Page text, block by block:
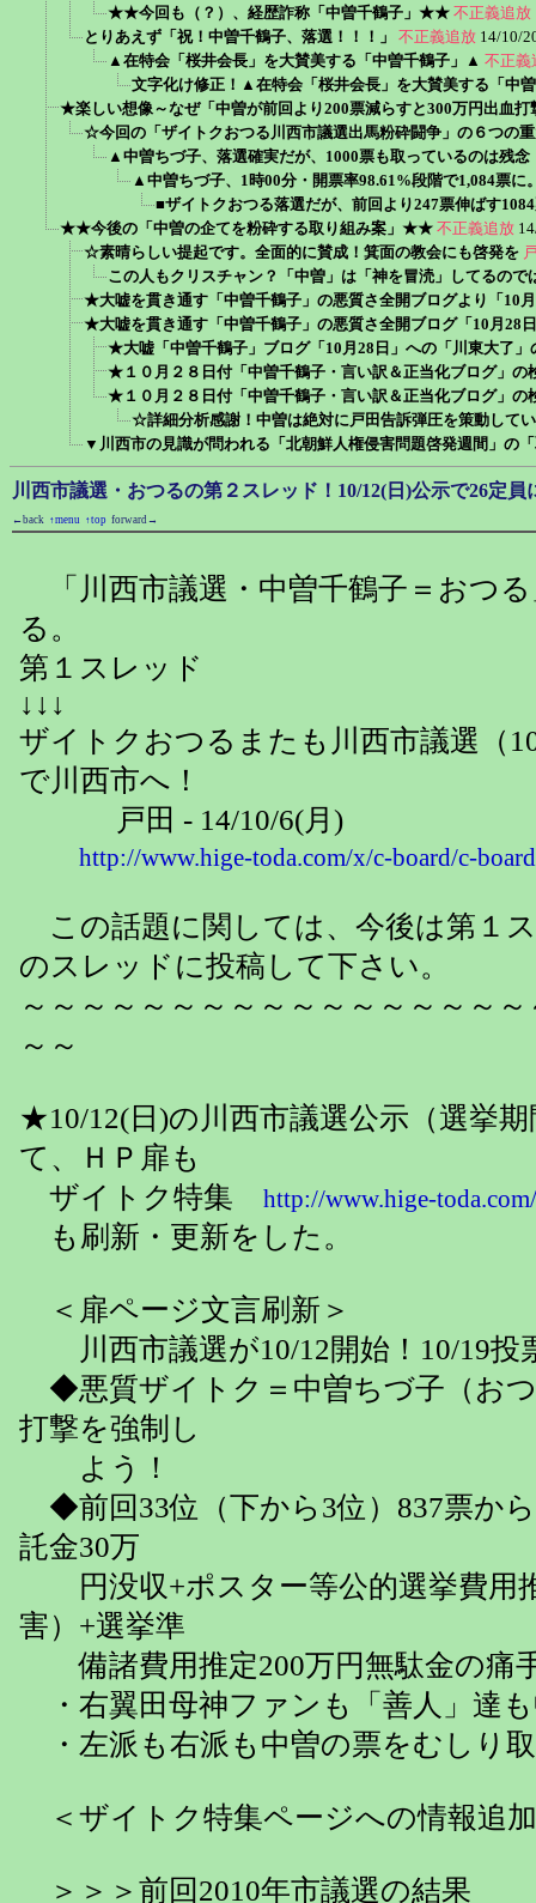
★★今回も（？）、経歴詐称「中曽千鶴子」★★ 不正義追放
とりあえず「祝！中曽千鶴子、落選！！！」
不正義追放 14/10/
▲在特会「桜井会長」を大賛美する「中曽千鶴子」▲ 不正義
文字化け修正！▲在特会「桜井会長」を大賛美する「中
★楽しい想像～なぜ「中曽が前回より200票減らすと300万円出血打
☆今回の「ザイトクおつる川西市議選出馬粉砕闘争」の６つの
▲中曽ちづ子、落選確実だが、1000票も取っているのは残念
▲中曽ちづ子、1時00分・開票率98.61%段階で1,084票に
■ザイトクおつる落選だが、前回より247票伸ばす
★★今後の「中曽の企てを粉砕する取り組み案」★★ 不正義追放
☆素晴らしい提起です。全面的に賛成！箕面の教会にも啓発を
この人もクリスチャン？「中曽」は「神を冒涜」してるので
★大嘘を貫き通す「中曽千鶴子」の悪質さ全開ブログより「10
★大嘘を貫き通す「中曽千鶴子」の悪質さ全開ブログ「10月28
★大嘘「中曽千鶴子」ブログ「10月28日」への「川東大了」
★１０月２８日付「中曽千鶴子・言い訳＆正当化ブログ」の
★１０月２８日付「中曽千鶴子・言い訳＆正当化ブログ」の
☆詳細分析感謝！中曽は絶対に戸田告訴弾圧を策動して
▼川西市の見識が問われる「北朝鮮人権侵害問題啓発週間」の
川西市議選・おつるの第２スレッド！10/12(日)公示で26定員
←back ↑menu ↑top forward→
「川西市議選・中曽千鶴子＝おつ
る。
第１スレッド
↓↓↓
ザイトクおつるまたも川西市議選（
で川西市へ！
戸田 - 14/10/6(月)
http://www.hige-toda.com/x/c-board/c-
この話題に関しては、今後は第１
のスレッドに投稿して下さい。
～～～～～～～～～～～～～～～～
～～
★10/12(日)の川西市議選公示（選挙
て、ＨＰ扉も
ザイトク特集
http://www.hige-
も刷新・更新をした。
＜扉ページ文言刷新＞
川西市議選が10/12開始！10/19投
◆悪質ザイトク＝中曽ちづ子（おつ
打撃を強制し
よう！
◆前回33位（下から3位）837票か
託金30万
円没収+ポスター等公的選挙費用
害）+選挙準
備諸費用推定200万円無駄金の痛
・右翼田母神ファンも「善人」達
・左派も右派も中曽の票をむしり
＜ザイトク特集ページへの情報追
＞＞＞前回2010年市議選の結果